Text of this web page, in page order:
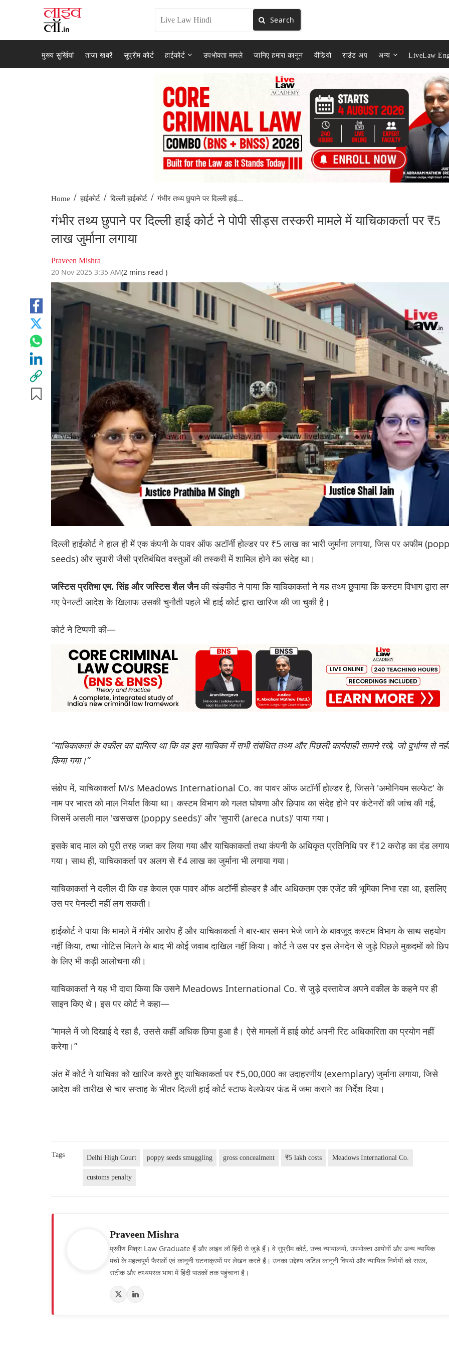
Search
मुख्य सुर्खियां ताजा खबरें सुप्रीम कोर्ट हाईकोर्ट उपभोक्ता मामले जानिए हमारा कानून वीडियो राउंड अप अन्य LiveLaw
Home / हाईकोर्ट / दिल्ली हाईकोर्ट / गंभीर तथ्य छुपाने पर दिल्ली हाई...
गंभीर तथ्य छुपाने पर दिल्ली हाई कोर्ट ने पोपी सीड्स तस्करी मामले में याचिकाकर्ता पर ₹5
लाख जुर्माना लगाया
Praveen Mishra
20 Nov 2025 3:35 AM(2 mins read )
दिल्ली हाईकोर्ट ने हाल ही में एक कंपनी के पावर ऑफ अटॉर्नी होल्डर पर ₹5 लाख का भारी जुर्माना लगाया, जिस पर अफीम
seeds) और सुपारी जैसी प्रतिबंधित वस्तुओं की तस्करी में शामिल होने का संदेह था।
जस्टिस प्रतिभा एम. सिंह और जस्टिस शैल जैनकी खंडपीठ ने पाया कि याचिकाकर्ता ने यह तथ्य छुपाया कि कस्टम विभाग द्वारा
गए पेनल्टी आदेश के खिलाफ उसकी चुनौती पहले भी हाई कोर्ट द्वारा खारिज की जा चुकी है।
कोर्ट ने टिप्पणी की—
“याचिकाकर्ता के वकील का दायित्व था कि वह इस याचिका में सभी संबंधित तथ्य और पिछली कार्यवाही सामने रखे, जो दुर्भाग्य से नहीं
किया गया।”
संक्षेप में, याचिकाकर्ता M/s Meadows International Co. का पावर ऑफ अटॉर्नी होल्डर है, जिसने 'अमोनियम सल्फेट' के
नाम पर भारत को माल निर्यात किया था। कस्टम विभाग को गलत घोषणा और छिपाव का संदेह होने पर कंटेनरों की जांच की गई,
जिसमें असली माल 'खसखस (poppy seeds)' और 'सुपारी (areca nuts)' पाया गया।
इसके बाद माल को पूरी तरह जब्त कर लिया गया और याचिकाकर्ता तथा कंपनी के अधिकृत प्रतिनिधि पर ₹12 करोड़ का दंड
गया। साथ ही, याचिकाकर्ता पर अलग से ₹4 लाख का जुर्माना भी लगाया गया।
याचिकाकर्ता ने दलील दी कि वह केवल एक पावर ऑफ अटॉर्नी होल्डर है और अधिकतम एक एजेंट की भूमिका निभा रहा था, इसलिए
उस पर पेनल्टी नहीं लग सकती।
हाईकोर्ट ने पाया कि मामले में गंभीर आरोप हैं और याचिकाकर्ता ने बार-बार समन भेजे जाने के बावजूद कस्टम विभाग के साथ सहयोग
नहीं किया, तथा नोटिस मिलने के बाद भी कोई जवाब दाखिल नहीं किया। कोर्ट ने उस पर इस लेनदेन से जुड़े पिछले मुकदमों को
के लिए भी कड़ी आलोचना की।
याचिकाकर्ता ने यह भी दावा किया कि उसने Meadows International Co. से जुड़े दस्तावेज अपने वकील के कहने पर ही
साइन किए थे। इस पर कोर्ट ने कहा—
“मामले में जो दिखाई दे रहा है, उससे कहीं अधिक छिपा हुआ है। ऐसे मामलों में हाई कोर्ट अपनी रिट अधिकारिता का प्रयोग नहीं
करेगा।”
अंत में कोर्ट ने याचिका को खारिज करते हुए याचिकाकर्ता पर ₹5,00,000 का उदाहरणीय (exemplary) जुर्माना लगाया, जिसे
आदेश की तारीख से चार सप्ताह के भीतर दिल्ली हाई कोर्ट स्टाफ वेलफेयर फंड में जमा कराने का निर्देश दिया।
Tags Delhi High Court poppy seeds smuggling gross concealment ₹5 lakh costs Meadows International Co.
customs penalty
Praveen Mishra
प्रवीण मिश्रा Law Graduate हैं और लाइव लॉ हिंदी से जुड़े हैं। वे सुप्रीम कोर्ट, उच्च न्यायालयों, उपभोक्ता आयोगों और अन्य न्यायिक
मंचों के महत्वपूर्ण फैसलों एवं कानूनी घटनाक्रमों पर लेखन करते हैं। उनका उद्देश्य जटिल कानूनी विषयों और न्यायिक निर्णयों को सरल,
सटीक और तथ्यपरक भाषा में हिंदी पाठकों तक पहुंचाना है।